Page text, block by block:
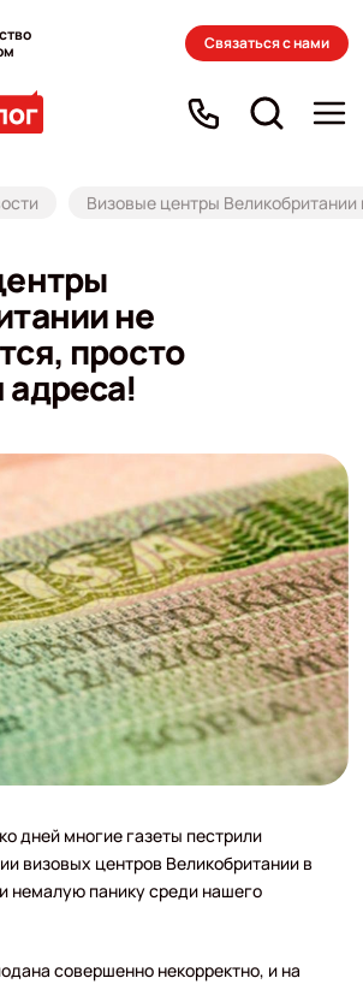
Связаться с нами
Визовые центры
не
просто
дней многие газеты пестрили
визовых центров Великобритании в
немалую панику среди нашего
совершенно некорректно, и на